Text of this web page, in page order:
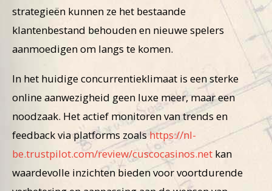
strategieën kunnen ze het bestaande
klantenbestand behouden en nieuwe spelers
aanmoedigen om langs te komen.
In het huidige concurrentieklimaat is een sterke
online aanwezigheid geen luxe meer, maar een
noodzaak. Het actief monitoren van trends en
feedback via platforms zoalshttps://nl-
be.trustpilot.com/review/cuscocasinos.net kan
waardevolle inzichten bieden voor voortdurende